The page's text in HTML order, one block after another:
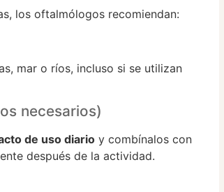
los oftalmólogos recomiendan:
mar o ríos, incluso si se utilizan
necesarios)
de uso diario y combínalos con
después de la actividad.